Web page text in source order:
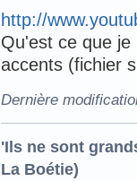
http://
Qu'est ce que
accents (fichier
Dernière
'Ils ne sont
La Boétie)